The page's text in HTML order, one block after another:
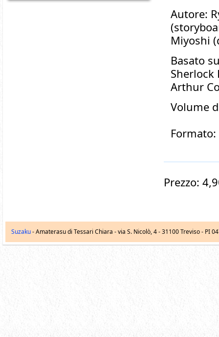
Autore:
Miyoshi
Basato
Sherlock
Arthur
Volume
Prezzo:
Suzaku- Amaterasu di Tessari Chiara -via S. Nicolò, 4-31100 Treviso - PI